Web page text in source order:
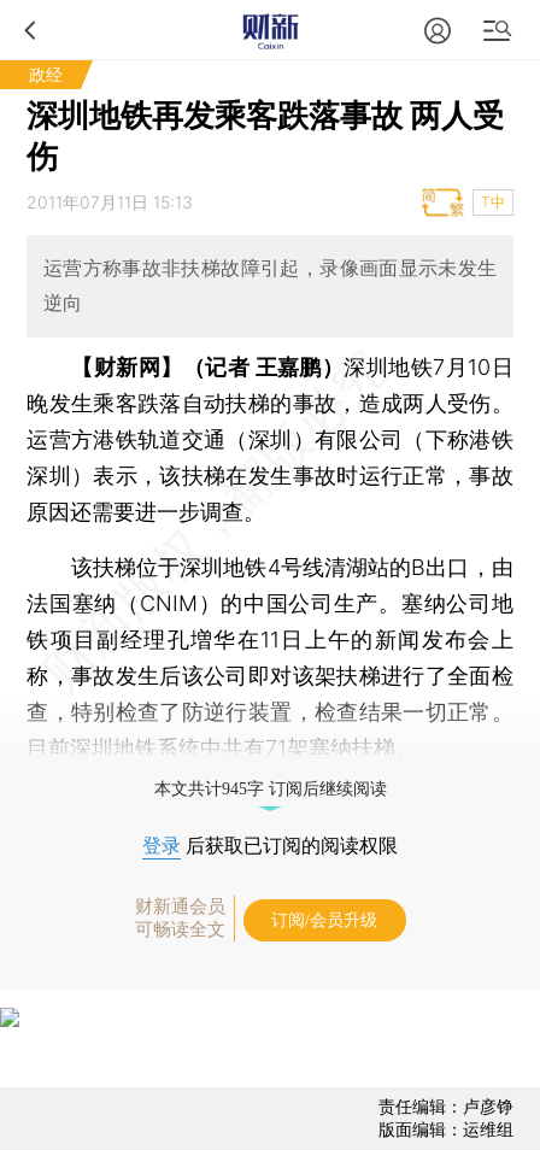
政经
深圳地铁再发乘客跌落事故 两人受
伤
2011年07月11日 15:13 T中
运营方称事故非扶梯故障引起，录像画面显示未发生
逆向
【财新网】（记者 王嘉鹏）深圳地铁7月10日
晚发生乘客跌落自动扶梯的事故，造成两人受伤。
运营方港铁轨道交通（深圳）有限公司（下称港铁
深圳）表示，该扶梯在发生事故时运行正常，事故
原因还需要进一步调查。
该扶梯位于深圳地铁4号线清湖站的B出口，由
法国塞纳（CNIM）的中国公司生产。塞纳公司地
铁项目副经理孔増华在11日上午的新闻发布会上
称，事故发生后该公司即对该架扶梯进行了全面检
查，特别检查了防逆行装置，检查结果一切正常。
目前深圳地铁系统中共有71架塞纳扶梯。
本文共计945字 订阅后继续阅读
登录 后获取已订阅的阅读权限
财新通会员
可畅读全文
订阅/会员升级
责任编辑：卢彦铮
版面编辑：运维组